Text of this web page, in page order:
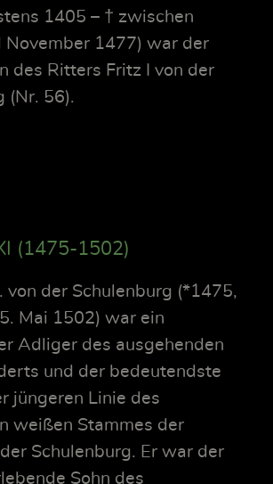
1405 – † zwischen
November 1477) war der
des Ritters Fritz I von der
(Nr. 56).
(1475-1502)
von der Schulenburg (*1475,
Mai 1502) war ein
Adliger des ausgehenden
und der bedeutendste
jüngeren Linie des
weißen Stammes der
Schulenburg. Er war der
Sohn des